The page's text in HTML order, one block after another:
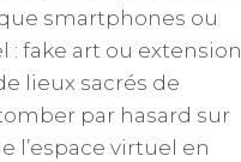
smartphones ou
: fake art ou extension
lieux sacrés de
par hasard sur
l’espace virtuel en